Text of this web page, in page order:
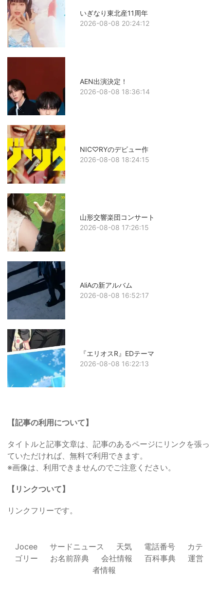
いぎなり東北産11周年
2026-08-08 20:24:12
AEN出演決定！
2026-08-08 18:36:14
NIC♡RYのデビュー作
2026-08-08 18:24:15
山形交響楽団コンサート
2026-08-08 17:26:15
AliAの新アルバム
2026-08-08 16:52:17
『エリオスR』EDテーマ
2026-08-08 16:22:13
【記事の利用について】
タイトルと記事文章は、記事のあるページにリンクを張っ
ていただければ、無料で利用できます。
※画像は、利用できませんのでご注意ください。
【リンクついて】
リンクフリーです。
Jocee サードニュース 天気 電話番号
カテ
ゴリー
お名前辞典 会社情報 百科事典
運営
者情報